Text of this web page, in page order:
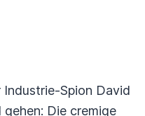
Spion David
Die cremige